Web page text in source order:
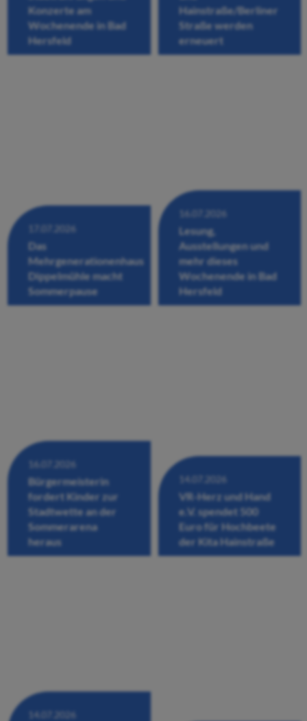
Konzerte am
Wochenende in Bad
Hersfeld
Hainstraße/Berliner
Straße werden
erneuert
17.07.2026
Das
Mehrgenerationenhaus
Dippelmühle macht
Sommerpause
16.07.2026
Lesung,
Ausstellungen und
mehr dieses
Wochenende in Bad
Hersfeld
16.07.2026
Bürgermeisterin
fordert Kinder zur
Stadtwette an der
Sommerarena
heraus
14.07.2026
VR-Herz und Hand
e.V. spendet 500
Euro für Hochbeete
der Kita Hainstraße
14.07.2026